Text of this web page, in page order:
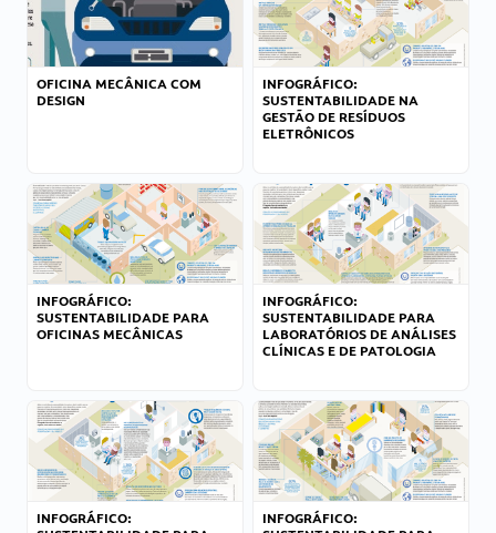
OFICINA MECÂNICA COM
DESIGN
INFOGRÁFICO:
SUSTENTABILIDADE NA
GESTÃO DE RESÍDUOS
ELETRÔNICOS
INFOGRÁFICO:
SUSTENTABILIDADE PARA
OFICINAS MECÂNICAS
INFOGRÁFICO:
SUSTENTABILIDADE PARA
LABORATÓRIOS DE ANÁLISES
CLÍNICAS E DE PATOLOGIA
INFOGRÁFICO:
INFOGRÁFICO: